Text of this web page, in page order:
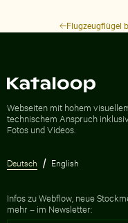
Flugzeugflügel
Webseiten mit hohem
technischem Anspruch
Fotos und Videos.
Deutsch English
Infos zu Webflow, neue
mehr – im Newsletter: